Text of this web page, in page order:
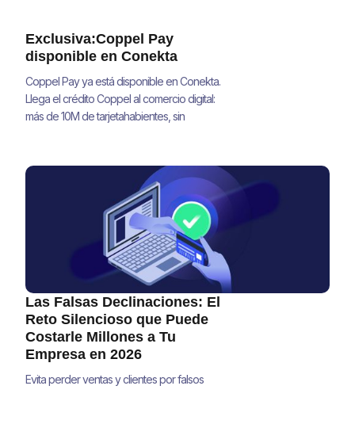
Exclusiva:Coppel Pay
disponible en Conekta
Coppel Pay ya está disponible en Conekta.
Llega el crédito Coppel al comercio digital:
más de 10M de tarjetahabientes, sin
Las Falsas Declinaciones: El
Reto Silencioso que Puede
Costarle Millones a Tu
Empresa en 2026
Evita perder ventas y clientes por falsos